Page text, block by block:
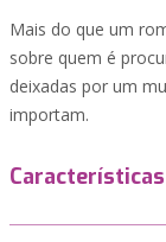
Mais do que um
sobre quem é
deixadas por um
importam.
Características